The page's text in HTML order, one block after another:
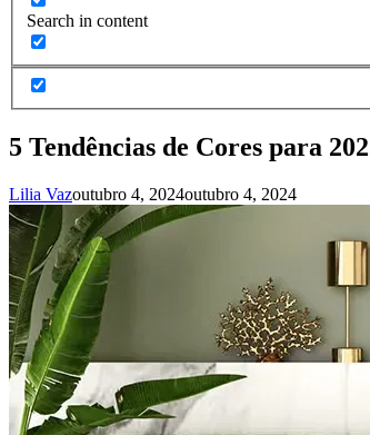
Search in content
5 Tendências de Cores para
Lilia Vazoutubro 4, 2024outubro 4, 2024